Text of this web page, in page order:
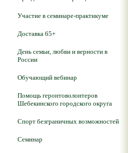
Участие в семинаре-практикуме
Доставка 65+
День семьи, любви и верности в
России
Обучающий вебинар
Помощь геронтоволонтеров
Шебекинского городского округа
Спорт безграничных возможностей
Семинар